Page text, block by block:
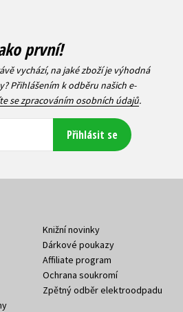
první!
vychází, na jaké zboží je výhodná
Přihlášením k odběru našich e-
se zpracováním osobních údajů.
Přihlásit se
Knižní novinky
Dárkové poukazy
Affiliate program
Ochrana soukromí
Zpětný odběr elektroodpadu